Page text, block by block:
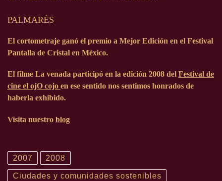
PALMARÉS
El cortometraje ganó el premio a Mejor Edición en el Festival
Pantalla de Cristal en México.
El filme La venada participó en la edición 2008 del Festival de
cine el ojO cojo en ese sentido nos sentimos honrados de
haberla exhibido.
Visita nuestro blog
2007 2008
Ciudades y comunidades sostenibles